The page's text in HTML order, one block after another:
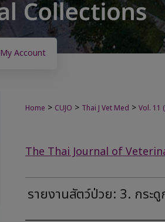
My Account
Home > CUJO > Thai J Vet Med > Vol. 11
The Thai Journal of
รายงานสัตว์ป่วย: 3. กระ